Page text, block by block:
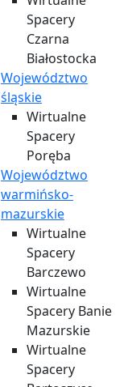
Spacery
Czarna
Białostocka
Wirtualne
Spacery
Czyżew
Wirtualne
Spacery
Dąbrowa
Białostocka
Wirtualne
Spacery
Drohiczyn
Wirtualne
Spacery
Goniądz
Wirtualne
Spacery
Grajewo
Województwo
śląskie
Wirtualne
Spacery
Poręba
Województwo
warmińsko-
mazurskie
Wirtualne
Spacery
Barczewo
Wirtualne
Spacery Banie
Mazurskie
Wirtualne
Spacery